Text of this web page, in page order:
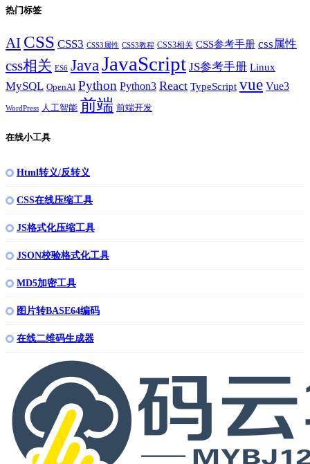
热门标签
AI CSS CSS3 CSS3属性 CSS3教程 CSS3相关 CSS参考手册 css属性
css相关 ES6 JavaJavaScript JS参考手册 Linux
MySQL OpenAI Python Python3 React TypeScript vue Vue3
WordPress 人工智能 前端 前端开发
在线小工具
Html转义/反转义
CSS在线压缩工具
JS格式化压缩工具
JSON校验格式化工具
MD5加密工具
图片转BASE64编码
在线二维码生成器